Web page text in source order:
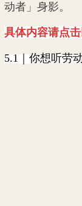
动者」身影。
具体内容请点
5.1｜你想听劳